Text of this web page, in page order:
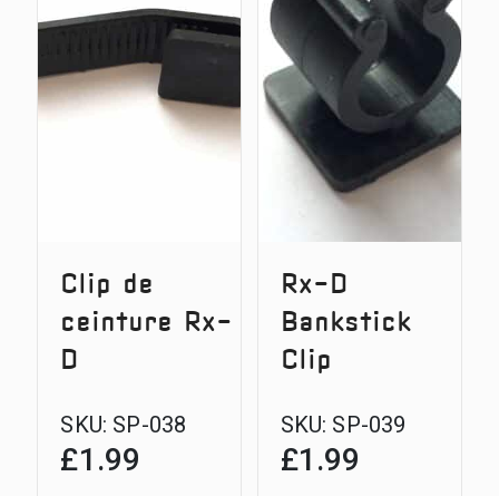
Clip de
ceinture Rx-
D
SKU: SP-038
£1.99
Rx-D
Bankstick
Clip
SKU: SP-039
£1.99